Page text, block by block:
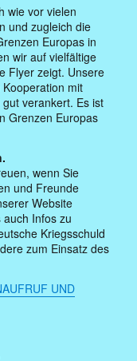
wie vor vielen
und zugleich die
Europas in
wir auf vielfältige
Flyer zeigt. Unsere
mit
verankert. Es ist
Grenzen Europas
wenn Sie
und Freunde
Website
Infos zu
Kriegsschuld
zum Einsatz des
UND